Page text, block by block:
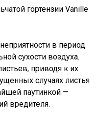
гортензии Vanille
в период
сухости воздуха.
приводя к их
случаях листья
паутинкой —
вредителя.